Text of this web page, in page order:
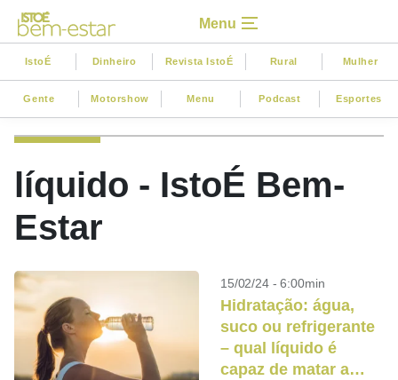
Menu
IstoÉ Dinheiro Revista IstoÉ Rural Mulher
Gente Motorshow Menu Podcast Esportes
líquido - IstoÉ Bem-
Estar
15/02/24 - 6:00min
Hidratação: água,
suco ou refrigerante
– qual líquido é
capaz de matar a